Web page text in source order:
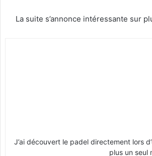
La suite s’annonce intéressante sur
J’ai découvert le padel directement lors
plus un seul